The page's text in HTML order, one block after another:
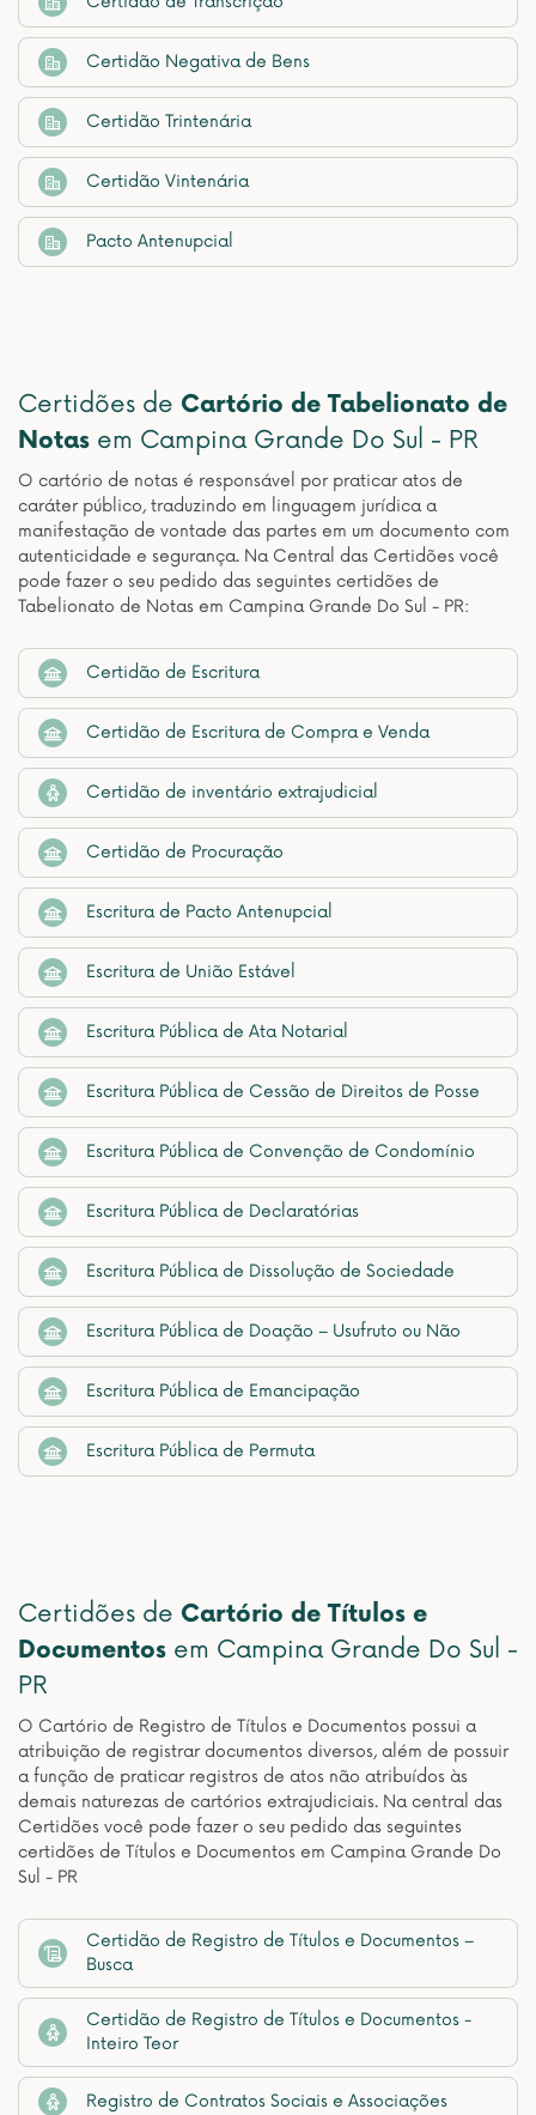
Certidão Negativa de Bens
Certidão Trintenária
Certidão Vintenária
Pacto Antenupcial
Certidões de Cartório de Tabelionato de
Notas em Campina Grande Do Sul - PR
O cartório de notas é responsável por praticar atos de
caráter público, traduzindo em linguagem jurídica a
manifestação de vontade das partes em um documento com
autenticidade e segurança. Na Central das Certidões você
pode fazer o seu pedido das seguintes certidões de
Tabelionato de Notas em Campina Grande Do Sul - PR:
Certidão de Escritura
Certidão de Escritura de Compra e Venda
Certidão de inventário extrajudicial
Certidão de Procuração
Escritura de Pacto Antenupcial
Escritura de União Estável
Escritura Pública de Ata Notarial
Escritura Pública de Cessão de Direitos de Posse
Escritura Pública de Convenção de Condomínio
Escritura Pública de Declaratórias
Escritura Pública de Dissolução de Sociedade
Escritura Pública de Doação – Usufruto ou Não
Escritura Pública de Emancipação
Escritura Pública de Permuta
Certidões de Cartório de Títulos e
Documentos em Campina Grande Do Sul -
PR
O Cartório de Registro de Títulos e Documentos possui a
atribuição de registrar documentos diversos, além de possuir
a função de praticar registros de atos não atribuídos às
demais naturezas de cartórios extrajudiciais. Na central das
Certidões você pode fazer o seu pedido das seguintes
certidões de Títulos e Documentos em Campina Grande Do
Sul - PR
Certidão de Registro de Títulos e Documentos –
Busca
Certidão de Registro de Títulos e Documentos -
Inteiro Teor
Registro de Contratos Sociais e Associações